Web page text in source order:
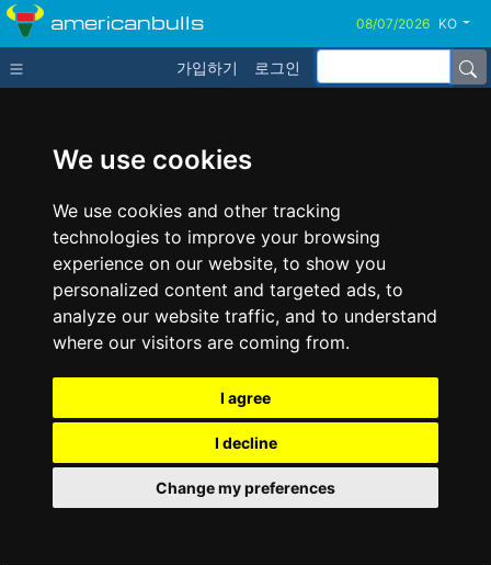
We use cookies
We use cookies and other tracking
technologies to improve your browsing
experience on our website, to show you
personalized content and targeted ads, to
analyze our website traffic, and to understand
where our visitors are coming from.
I agree
I decline
Change my preferences
americanbulls KO
가입하기 로그인